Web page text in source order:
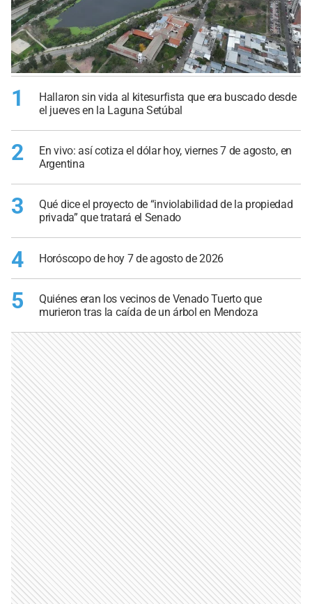
1
Hallaron sin vida al kitesurfista que era buscado desde
el jueves en la Laguna Setúbal
2
En vivo: así cotiza el dólar hoy, viernes 7 de agosto, en
Argentina
3
Qué dice el proyecto de “inviolabilidad de la propiedad
privada” que tratará el Senado
4 Horóscopo de hoy 7 de agosto de 2026
5
Quiénes eran los vecinos de Venado Tuerto que
murieron tras la caída de un árbol en Mendoza